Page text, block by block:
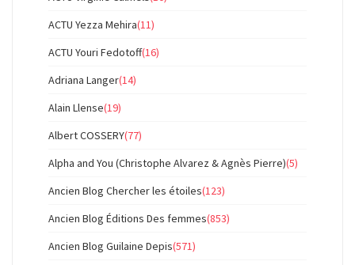
ACTU Yezza Mehira(11)
ACTU Youri Fedotoff(16)
Adriana Langer(14)
Alain Llense(19)
Albert COSSERY(77)
Alpha and You (Christophe Alvarez & Agnès Pierre)(5)
Ancien Blog Chercher les étoiles(123)
Ancien Blog Éditions Des femmes(853)
Ancien Blog Guilaine Depis(571)